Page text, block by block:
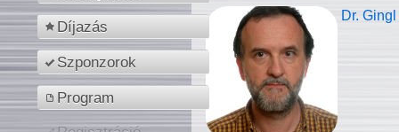
Díjazás
Szponzorok
Program
Dr.